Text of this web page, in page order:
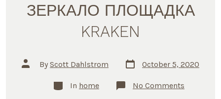
ЗЕРКАЛО ПЛОЩАДКА
KRAKEN
Post
author
By Scott Dahlstrom
Post
date
October 5, 2020
Categories
In home No Comments